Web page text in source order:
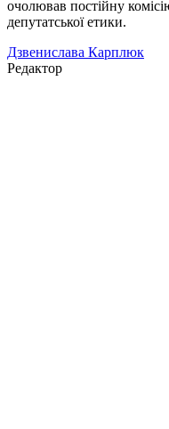
очолював постійну
депутатської етики.
Дзвенислава Карплюк
Редактор